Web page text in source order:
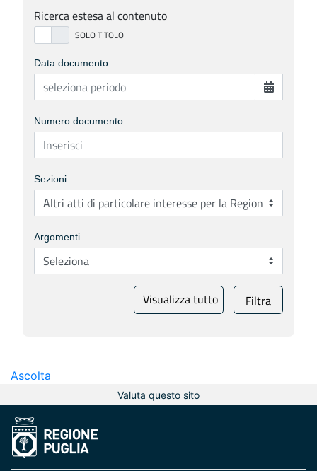
Ricerca estesa al contenuto
Data documento
Numero documento
Sezioni
Argomenti
Visualizza tutto Filtra
Ascolta
Valuta questo sito